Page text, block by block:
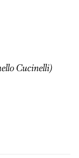
Cucinelli)